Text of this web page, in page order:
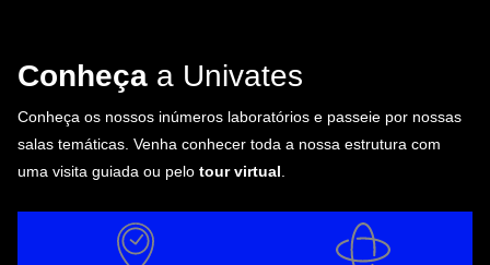
Conheça a Univates
Conheça os nossos inúmeros laboratórios e passeie por nossas
salas temáticas. Venha conhecer toda a nossa estrutura com
uma visita guiada ou pelo tour virtual